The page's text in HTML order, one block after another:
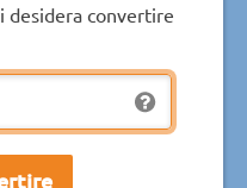
desidera convertire